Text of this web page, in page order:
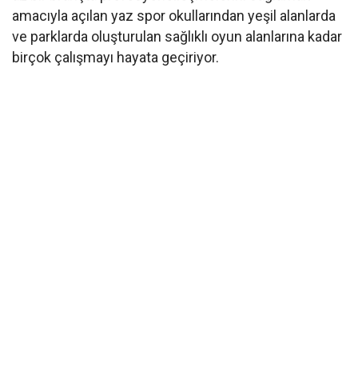
amacıyla açılan yaz spor okullarından yeşil alanlarda
ve parklarda oluşturulan sağlıklı oyun alanlarına kadar
birçok çalışmayı hayata geçiriyor.